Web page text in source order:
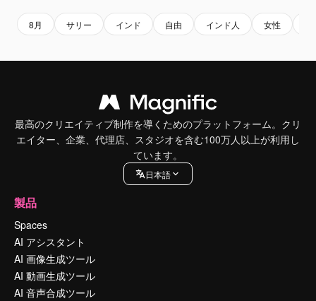
8月 サリー インド 自由 インド人 女性
最高のクリエイティブ制作を導くためのプラットフォーム。クリ
エイター、企業、代理店、スタジオを含む100万人以上が利用し
ています。
日本語
製品
Spaces
AI アシスタント
AI 画像生成ツール
AI 動画生成ツール
AI 音声合成ツール